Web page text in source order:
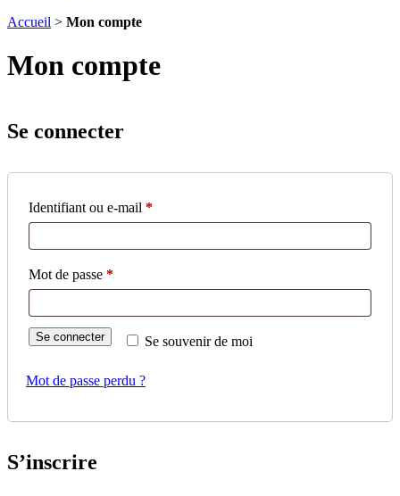
Accueil > Mon compte
Mon compte
Se connecter
Identifiant ou e-mail *Obligatoire
Mot de passe *Obligatoire
Se souvenir de moi
Se connecter
Mot de passe perdu ?
S’inscrire